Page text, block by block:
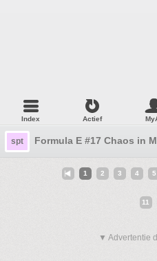
Index Actief
spt Formula E #17 Chaos in
1 2 3 4 5
11
▼ Advertentie